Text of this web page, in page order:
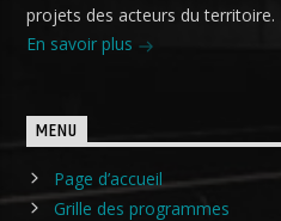
projets des acteurs du territoire.
En savoir plus
MENU
Page d’accueil
Grille des programmes